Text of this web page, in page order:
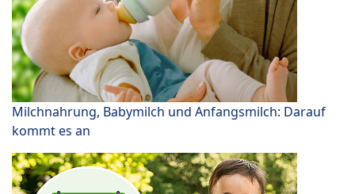
Milchnahrung, Babymilch und Anfangsmilch: Darauf
kommt es an